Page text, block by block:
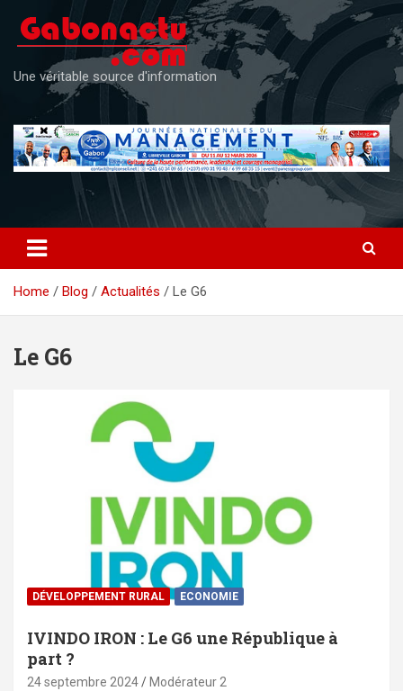
content
Une véritable source d'information
Home Blog Actualités Le G6
Le G6
DÉVELOPPEMENT RURAL ECONOMIE
IVINDO IRON : Le G6 une République à
part ?
24 septembre 2024 Modérateur 2